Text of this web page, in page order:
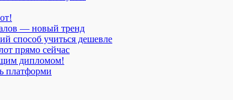
— новый тренд
способ учиться дешевле
прямо сейчас
дипломом!
платформи